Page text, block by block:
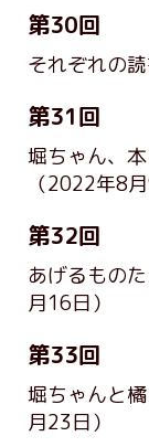
第30回
それぞれの
第31回
堀ちゃん、
（2022年8月
第32回
あげるもの
月16日）
第33回
堀ちゃんと
月23日）